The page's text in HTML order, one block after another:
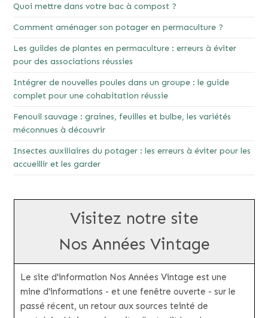
Quoi mettre dans votre bac à compost ?
Comment aménager son potager en permaculture ?
Les guildes de plantes en permaculture : erreurs à éviter
pour des associations réussies
Intégrer de nouvelles poules dans un groupe : le guide
complet pour une cohabitation réussie
Fenouil sauvage : graines, feuilles et bulbe, les variétés
méconnues à découvrir
Insectes auxiliaires du potager : les erreurs à éviter pour les
accueillir et les garder
Visitez notre site
Nos Années Vintage
Le site d'information Nos Années Vintage est une
mine d'informations - et une fenêtre ouverte - sur le
passé récent, un retour aux sources teinté de